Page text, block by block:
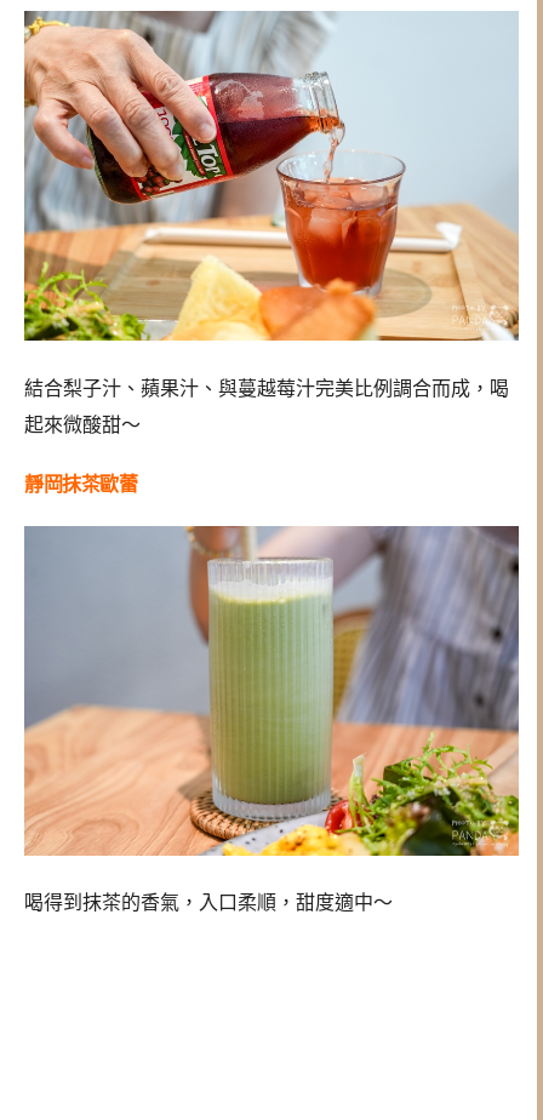
結合梨子汁、蘋果汁、與蔓越莓汁完美比例調合而成，喝
起來微酸甜～
靜岡抹茶歐蕾
喝得到抹茶的香氣，入口柔順，甜度適中～